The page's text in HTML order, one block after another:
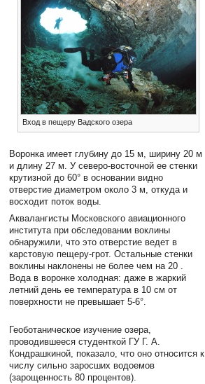
Вход в пещеру Вадского озера
Воронка имеет глубину до 15 м, ширину 20 м
и длину 27 м. У северо-восточной ее стенки
крутизной до 60° в основании видно
отверстие диаметром около 3 м, откуда и
восходит поток воды.
Аквалангисты Московского авиационного
института при обследовании воклины
обнаружили, что это отверстие ведет в
карстовую пещеру-грот. Остальные стенки
воклины наклонены не более чем на 20 .
Вода в воронке холодная: даже в жаркий
летний день ее температура в 10 см от
поверхности не превышает 5-6°.
Геоботаническое изучение озера,
проводившееся студенткой ГУ Г. А.
Кондрашкиной, показало, что оно относится к
числу cильно заросших водоемов
(зарощенность 80 процентов).